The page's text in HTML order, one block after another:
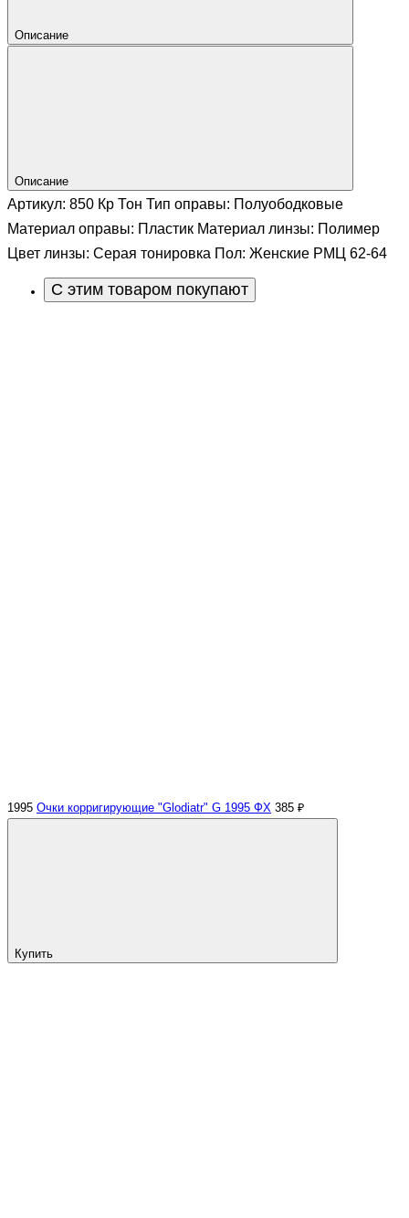
Описание
Описание
Артикул: 850 Кр Тон Тип оправы: Полуободковые
Материал оправы: Пластик Материал линзы: Полимер
Цвет линзы: Серая тонировка Пол: Женские РМЦ 62-64
С этим товаром покупают
1995 Очки корригирующие "Glodiatr" G 1995 ФХ 385 ₽
Купить